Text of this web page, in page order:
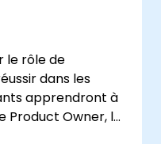
grâce aux
leur impact et
le rôle de
dans les
apprendront à
Product Owner, le